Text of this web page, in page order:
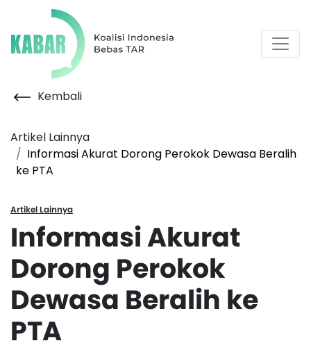
Kembali
Artikel Lainnya
Informasi Akurat Dorong Perokok Dewasa Beralih
ke PTA
Artikel Lainnya
Informasi Akurat
Dorong Perokok
Dewasa Beralih ke
PTA